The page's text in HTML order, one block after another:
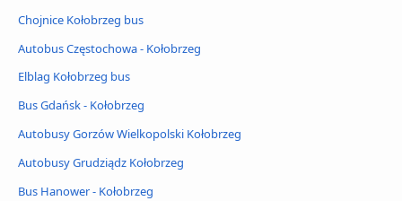
Chojnice Kołobrzeg bus
Autobus Częstochowa - Kołobrzeg
Elblag Kołobrzeg bus
Bus Gdańsk - Kołobrzeg
Autobusy Gorzów Wielkopolski Kołobrzeg
Autobusy Grudziądz Kołobrzeg
Bus Hanower - Kołobrzeg